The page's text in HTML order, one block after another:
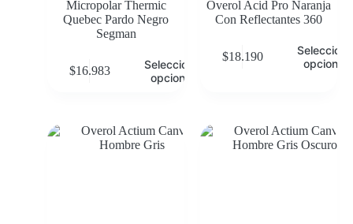
Micropolar Thermic
Quebec Pardo Negro
Segman
$16.983
Seleccionar
opciones
Overol Acid Pro Naranja
Con Reflectantes 360
$18.190
opciones